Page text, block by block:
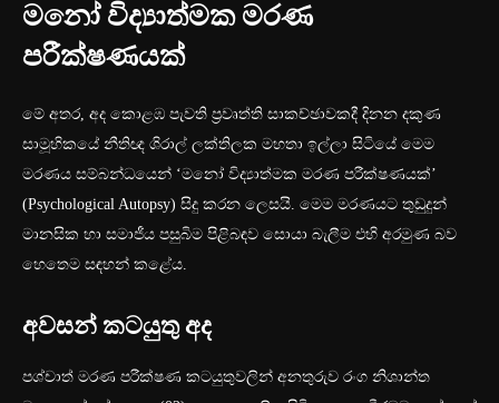
මනෝ විද්‍යාත්මක මරණ
පරීක්ෂණයක්
මේ අතර, අද කොළඹ පැවති ප්‍රවෘත්ති සාකච්ඡාවකදී දිනන දකුණ
සාමූහිකයේ නීතිඥ ශිරාල් ලක්තිලක මහතා ඉල්ලා සිටියේ මෙම
මරණය සම්බන්ධයෙන් ‘මනෝ විද්‍යාත්මක මරණ පරීක්ෂණයක්’
(Psychological Autopsy) සිදු කරන ලෙසයි. මෙම මරණයට තුඩුදුන්
මානසික හා සමාජීය පසුබිම පිළිබඳව සොයා බැලීම එහි අරමුණ බව
හෙතෙම සඳහන් කළේය.
අවසන් කටයුතු අද
පශ්චාත් මරණ පරීක්ෂණ කටයුතුවලින් අනතුරුව රංග නිශාන්ත